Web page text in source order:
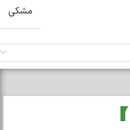
مشکی